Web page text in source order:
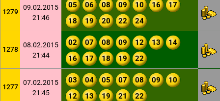
1279
09.02.2015
21:46
05 06 08 09 10 16
17
18
19 20 22 24
1278
08.02.2015
21:44
02 07 08 09 12 13
14
16
17 18 19 22
1277
07.02.2015
21:45
03 04 05 07 08 09
10
12
13 19 21 22